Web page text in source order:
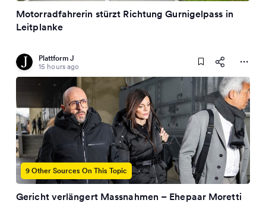
Motorradfahrerin stürzt Richtung Gurnigelpass in
Leitplanke
Plattform J
15 hours ago
9 Other Sources On This Topic
Gericht verlängert Massnahmen – Ehepaar Moretti